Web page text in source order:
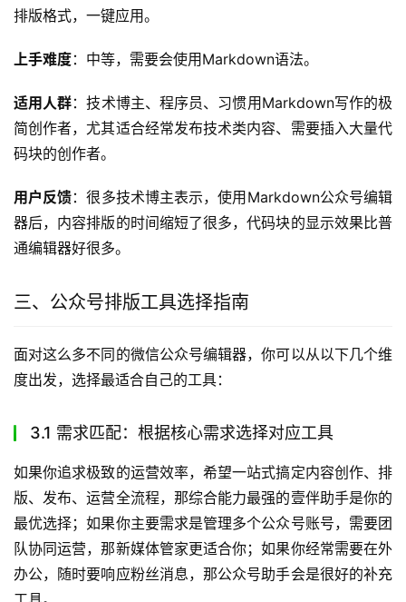
排版格式，一键应用。
上手难度：中等，需要会使用Markdown语法。
适用人群：技术博主、程序员、习惯用Markdown写作的极
简创作者，尤其适合经常发布技术类内容、需要插入大量代
码块的创作者。
用户反馈：很多技术博主表示，使用Markdown公众号编辑
器后，内容排版的时间缩短了很多，代码块的显示效果比普
通编辑器好很多。
三、公众号排版工具选择指南
面对这么多不同的微信公众号编辑器，你可以从以下几个维
度出发，选择最适合自己的工具：
3.1 需求匹配：根据核心需求选择对应工具
如果你追求极致的运营效率，希望一站式搞定内容创作、排
版、发布、运营全流程，那综合能力最强的壹伴助手是你的
最优选择；如果你主要需求是管理多个公众号账号，需要团
队协同运营，那新媒体管家更适合你；如果你经常需要在外
办公，随时要响应粉丝消息，那公众号助手会是很好的补充